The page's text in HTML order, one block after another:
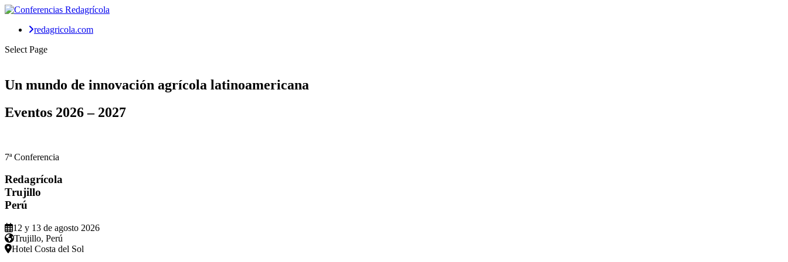
redagricola.com
Select Page
Un mundo de innovación agrícola latinoamericana
Eventos 2026 – 2027
7ª Conferencia
Redagrícola
Trujillo
Perú
12 y 13 de agosto 2026
Trujillo, Perú
Hotel Costa del Sol